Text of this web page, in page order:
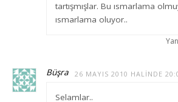
tartışmışlar. Bu ısmarlama
ısmarlama oluyor..
Büşra 26 MAYIS 2010 HALINDE
Selamlar..